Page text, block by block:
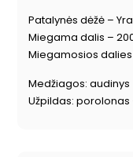
Patalynės dėžė –
Miegama dalis –
Miegamosios
Medžiagos: audinys
Užpildas: